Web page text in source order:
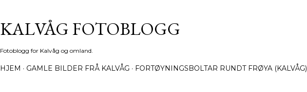
KALVÅG FOTOBLOGG
Fotoblogg for Kalvåg og omland.
HJEM GAMLE BILDER FRÅ KALVÅG FORTØYNINGSBOLTAR RUNDT FRØYA (KALVÅG)